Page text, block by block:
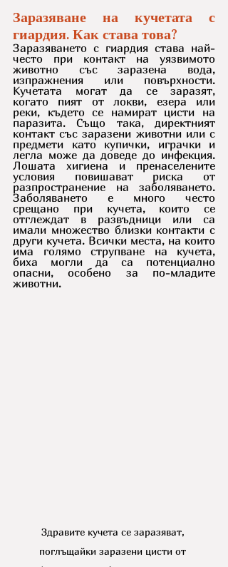
Заразяване на кучетата с
гиардия. Как става това?
Заразяването с гиардия става най-
често при контакт на уязвимото
животно със заразена вода,
изпражнения или повърхности.
Кучетата могат да се заразят,
когато пият от локви, езера или
реки, където се намират цисти на
паразита. Също така, директният
контакт със заразени животни или с
предмети като купички, играчки и
легла може да доведе до инфекция.
Лошата хигиена и пренаселените
условия повишават риска от
разпространение на заболяването.
Заболяването е много често
срещано при кучета, които се
отглеждат в развъдници или са
имали множество близки контакти с
други кучета. Всички места, на които
има голямо струпване на кучета,
биха могли да са потенциално
опасни, особено за по-младите
животни.
Здравите кучета се заразяват,
поглъщайки заразени цисти от